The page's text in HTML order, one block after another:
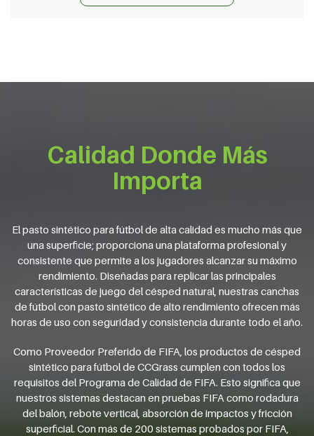
Calidad Donde Más
Importa
El pasto sintético para fútbol de alta calidad es mucho más que
una superficie; proporciona una plataforma profesional y
consistente que permite a los jugadores alcanzar su máximo
rendimiento. Diseñadas para replicar las principales
características de juego del césped natural, nuestras canchas
de fútbol con pasto sintético de alto rendimiento ofrecen más
horas de uso con seguridad y consistencia durante todo el año.
Como Proveedor Preferido de FIFA, los productos de césped
sintético para fútbol de CCGrass cumplen con todos los
requisitos del Programa de Calidad de FIFA. Esto significa que
nuestros sistemas destacan en pruebas FIFA como rodadura
del balón, rebote vertical, absorción de impactos y fricción
superficial. Con más de 200 sistemas probados por FIFA,